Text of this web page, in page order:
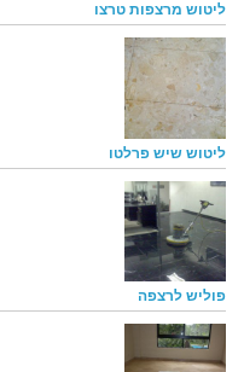
ליטוש מרצפות טרצו
ליטוש שיש פרלטו
פוליש לרצפה